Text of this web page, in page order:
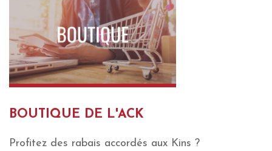
BOUTIQUE DE L'ACK
Profitez des rabais accordés aux Kins ?